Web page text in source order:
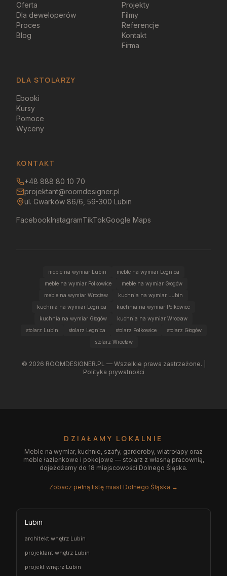
Oferta
Dla deweloperów
Proces
Blog
Projekty
Filmy
Referencje
Kontakt
Firma
DLA STOLARZY
Ebooki
Kursy
Pomoce
Wyceny
KONTAKT
+48 888 80 10 70
projektant@roomdesigner.pl
ul. Gwarków 86/6, 59-300 Lubin
FacebookInstagramTikTokGoogle Maps
meble na wymiar Lubin
meble na wymiar Legnica
meble na wymiar Polkowice
meble na wymiar Głogów
meble na wymiar Wrocław
kuchnia na wymiar Lubin
kuchnia na wymiar Legnica
kuchnia na wymiar Polkowice
kuchnia na wymiar Głogów
kuchnia na wymiar Wrocław
stolarz Lubin
stolarz Legnica stolarz Polkowice
stolarz Głogów
stolarz Wrocław
© 2026 ROOMDESIGNER.PL — Wszelkie prawa zastrzeżone. |
Polityka prywatności
DZIAŁAMY LOKALNIE
Meble na wymiar, kuchnie, szafy, garderoby, wiatrołapy oraz
meble łazienkowe i pokojowe — stolarz z własną pracownią,
dojeżdżamy do 18 miejscowości Dolnego Śląska.
Zobacz pełną listę miast Dolnego Śląska →
Lubin
architekt wnętrz Lubin
projektant wnętrz Lubin
projekt wnętrz Lubin